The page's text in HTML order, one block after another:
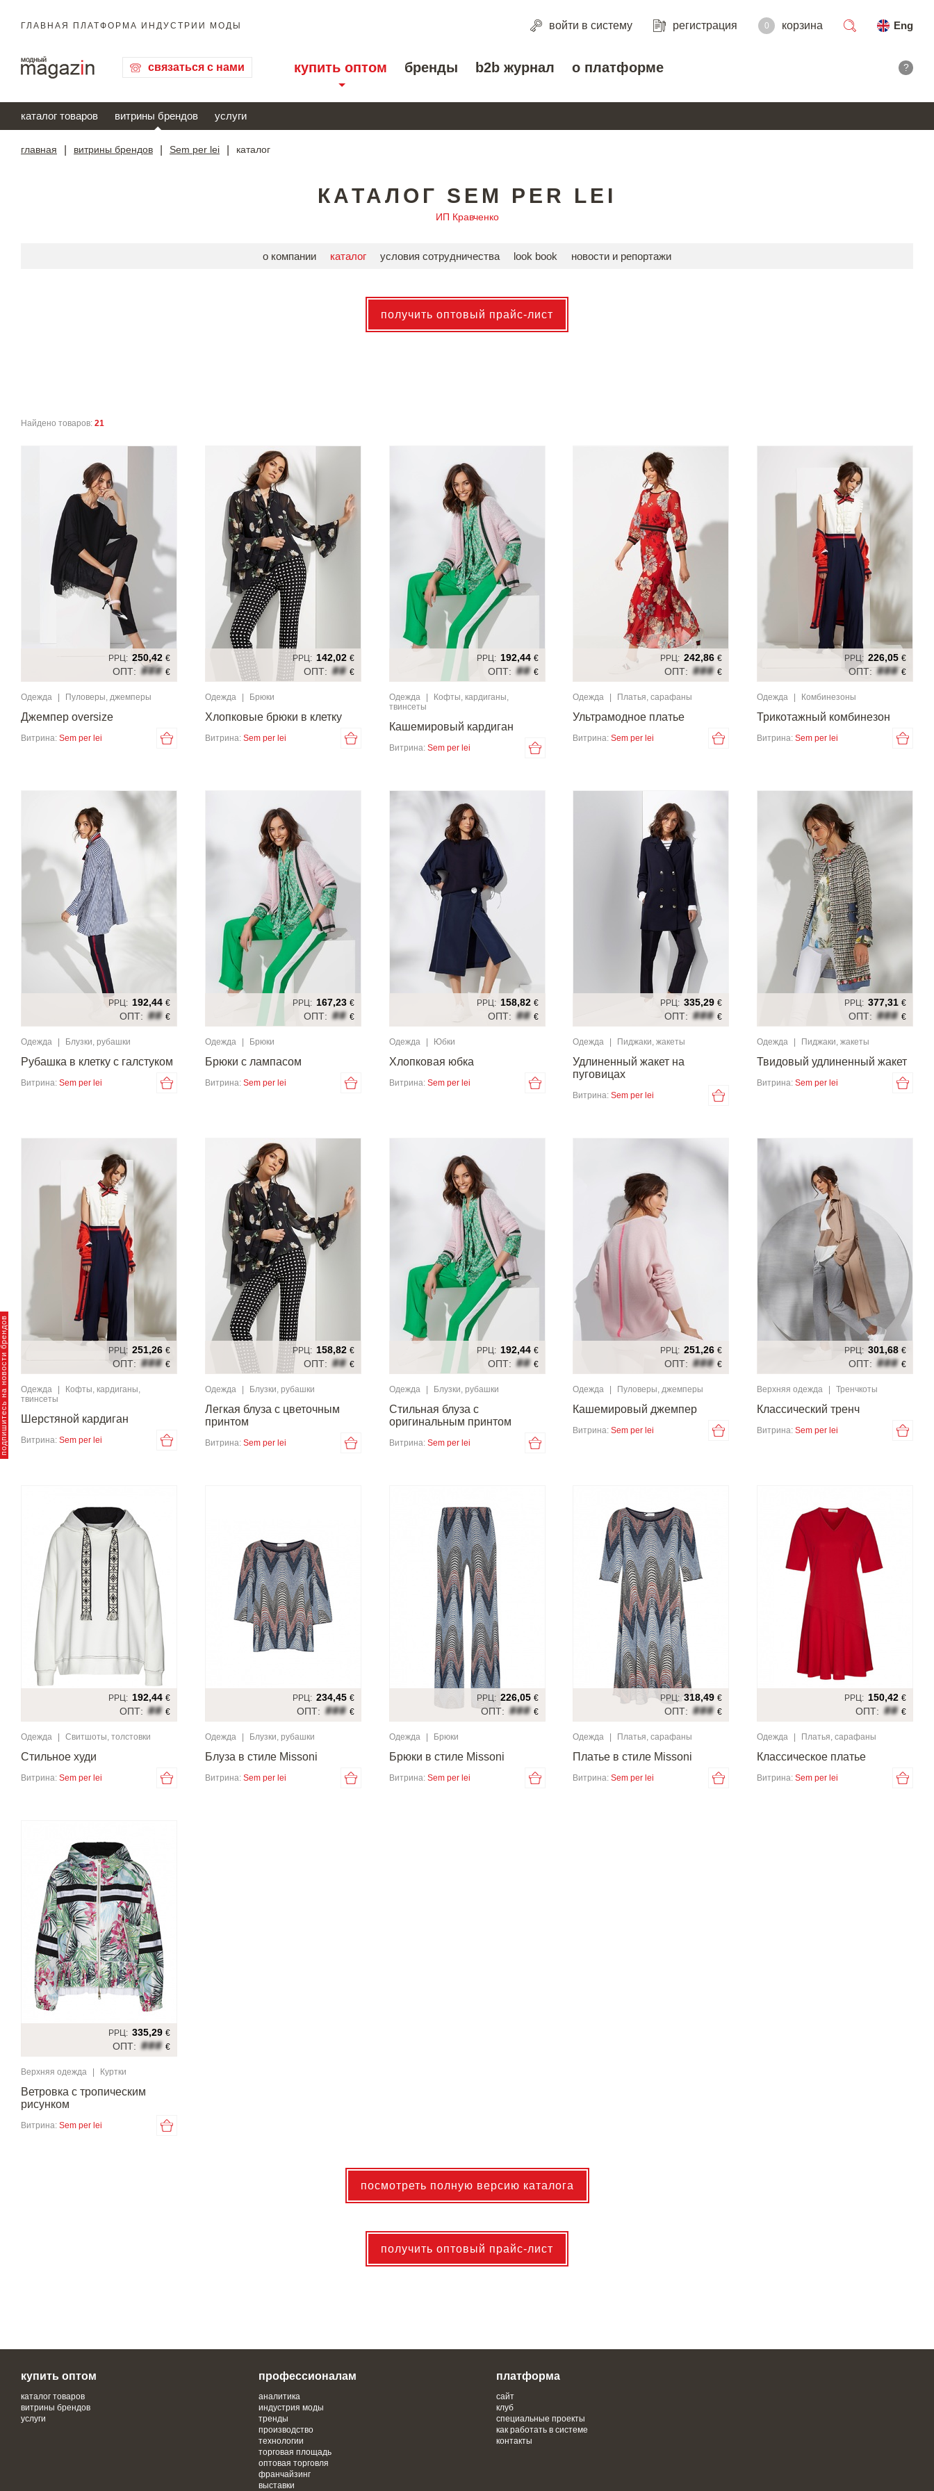
брендов
ГЛАВНАЯ ПЛАТФОРМА ИНДУСТРИИ МОДЫ войти в систему регистрация 0 корзина
Eng
связаться с нами купить оптом бренды b2b журнал о платформе ?
каталог товаров витрины брендов услуги
главная витрины брендов Sem per lei каталог
КАТАЛОГ SEM PER LEI
ИП Кравченко
о компании каталог условия сотрудничества look book новости и репортажи
получить оптовый прайс-лист
Найдено товаров: 21
РРЦ: 250,42 €
ОПТ: ### €
Одежда Пуловеры, джемперы
Джемпер oversize
Витрина: Sem per lei
РРЦ: 142,02 €
ОПТ: ## €
Одежда Брюки
Хлопковые брюки в клетку
Витрина: Sem per lei
РРЦ: 192,44 €
ОПТ: ## €
Одежда
Кофты, кардиганы,
твинсеты
Кашемировый кардиган
Витрина: Sem per lei
РРЦ: 242,86 €
ОПТ: ### €
Одежда Платья, сарафаны
Ультрамодное платье
Витрина: Sem per lei
РРЦ: 226,05 €
ОПТ: ### €
Одежда Комбинезоны
Трикотажный комбинезон
Витрина: Sem per lei
РРЦ: 192,44 €
ОПТ: ## €
Одежда Блузки, рубашки
Рубашка в клетку с галстуком
Витрина: Sem per lei
РРЦ: 167,23 €
ОПТ: ## €
Одежда Брюки
Брюки с лампасом
Витрина: Sem per lei
РРЦ: 158,82 €
ОПТ: ## €
Одежда Юбки
Хлопковая юбка
Витрина: Sem per lei
РРЦ: 335,29 €
ОПТ: ### €
Одежда Пиджаки, жакеты
Удлиненный жакет на
пуговицах
Витрина: Sem per lei
РРЦ: 377,31 €
ОПТ: ### €
Одежда Пиджаки, жакеты
Твидовый удлиненный жакет
Витрина: Sem per lei
РРЦ: 251,26 €
ОПТ: ### €
Одежда
Кофты, кардиганы,
твинсеты
Шерстяной кардиган
Витрина: Sem per lei
РРЦ: 158,82 €
ОПТ: ## €
Одежда Блузки, рубашки
Легкая блуза с цветочным
принтом
Витрина: Sem per lei
РРЦ: 192,44 €
ОПТ: ## €
Одежда Блузки, рубашки
Стильная блуза с
оригинальным принтом
Витрина: Sem per lei
РРЦ: 251,26 €
ОПТ: ### €
Одежда Пуловеры, джемперы
Кашемировый джемпер
Витрина: Sem per lei
РРЦ: 301,68 €
ОПТ: ### €
Верхняя одежда Тренчкоты
Классический тренч
Витрина: Sem per lei
РРЦ: 192,44 €
ОПТ: ## €
Одежда Свитшоты, толстовки
Стильное худи
Витрина: Sem per lei
РРЦ: 234,45 €
ОПТ: ### €
Одежда Блузки, рубашки
Блуза в стиле Missoni
Витрина: Sem per lei
РРЦ: 226,05 €
ОПТ: ### €
Одежда Брюки
Брюки в стиле Missoni
Витрина: Sem per lei
РРЦ: 318,49 €
ОПТ: ### €
Одежда Платья, сарафаны
Платье в стиле Missoni
Витрина: Sem per lei
РРЦ: 150,42 €
ОПТ: ## €
Одежда Платья, сарафаны
Классическое платье
Витрина: Sem per lei
РРЦ: 335,29 €
ОПТ: ### €
Верхняя одежда Куртки
Ветровка с тропическим
рисунком
Витрина: Sem per lei
посмотреть полную версию каталога
получить оптовый прайс-лист
купить оптом
каталог товаров
витрины брендов
услуги
профессионалам
аналитика
индустрия моды
тренды
производство
технологии
торговая площадь
оптовая торговля
франчайзинг
выставки
платформа
сайт
клуб
специальные проекты
как работать в системе
контакты